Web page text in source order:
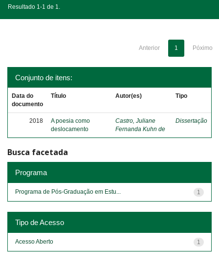
Resultado 1-1 de 1.
Anterior 1 Póximo
Conjunto de itens:
Data do
documento
Título Autor(es) Tipo
2018
A poesia como
deslocamento
Castro, Juliane
Fernanda Kuhn de
Dissertação
Busca facetada
Programa
1
Programa de Pós-Graduação em Estu...
Tipo de Acesso
1
Acesso Aberto